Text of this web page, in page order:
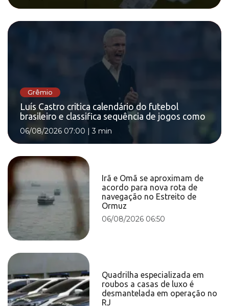
Grêmio
Luís Castro critica calendário do futebol
brasileiro e classifica sequência de jogos como
06/08/2026 07:00 |3 min
Irã e Omã se aproximam de
acordo para nova rota de
navegação no Estreito de
Ormuz
06/08/2026 06:50
Quadrilha especializada em
roubos a casas de luxo é
desmantelada em operação no
RJ